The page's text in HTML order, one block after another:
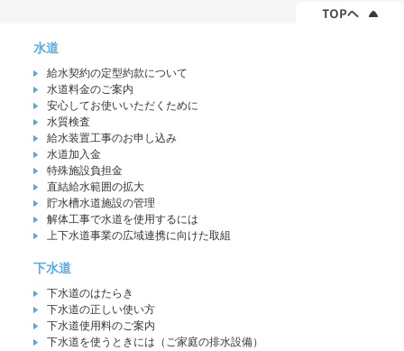
水道
給水契約の定型約款について
水道料金のご案内
安心してお使いいただくために
水質検査
給水装置工事のお申し込み
水道加入金
特殊施設負担金
直結給水範囲の拡大
貯水槽水道施設の管理
解体工事で水道を使用するには
上下水道事業の広域連携に向けた取組
下水道
下水道のはたらき
下水道の正しい使い方
下水道使用料のご案内
下水道を使うときには（ご家庭の排水設備）